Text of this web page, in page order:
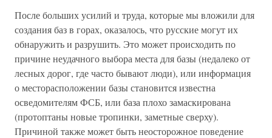
После больших усилий и труда, которые мы вложили для
создания баз в горах, оказалось, что русские могут их
обнаружить и разрушить. Это может происходить по
причине неудачного выбора места для базы (недалеко от
лесных дорог, где часто бывают люди), или информация
о месторасположении базы становится известна
осведомителям ФСБ, или база плохо замаскирована
(протоптаны новые тропинки, заметные сверху).
Причиной также может быть неосторожное поведение